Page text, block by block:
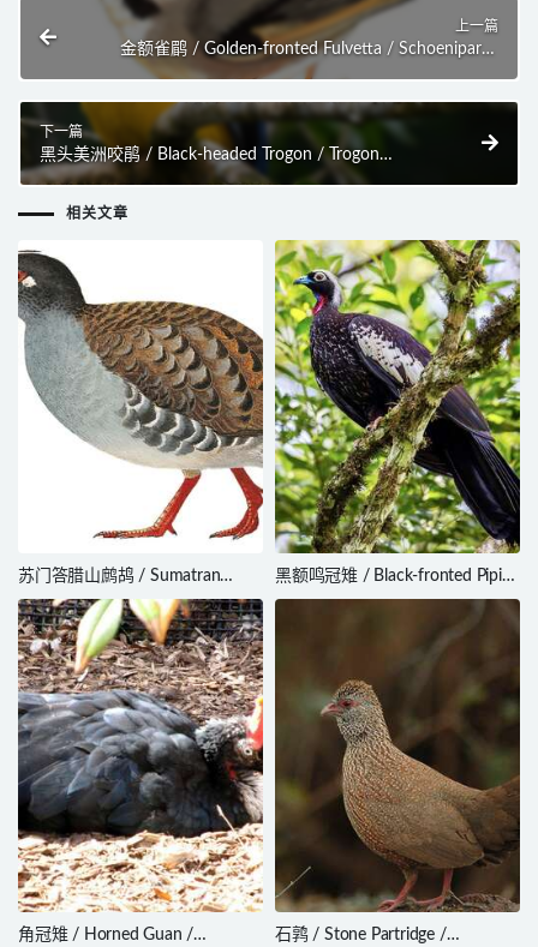
上一篇
金额雀鹛 / Golden-fronted Fulvetta / Schoeniparus
下一篇
黑头美洲咬鹃 / Black-headed Trogon / Trogon
melanocephalus
相关文章
苏门答腊山鹧鸪 / Sumatran
Partridge / Arborophila
sumatrana
黑额鸣冠雉 / Black-fronted Piping
Guan / Pipile jacutinga
角冠雉 / Horned Guan /
石鹑 / Stone Partridge /